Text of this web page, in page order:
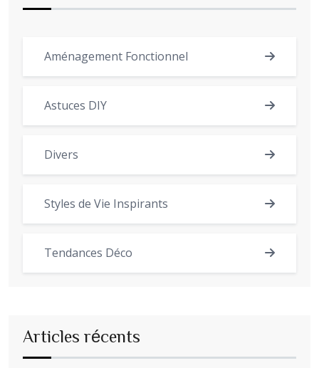
Aménagement Fonctionnel
Astuces DIY
Divers
Styles de Vie Inspirants
Tendances Déco
Articles récents